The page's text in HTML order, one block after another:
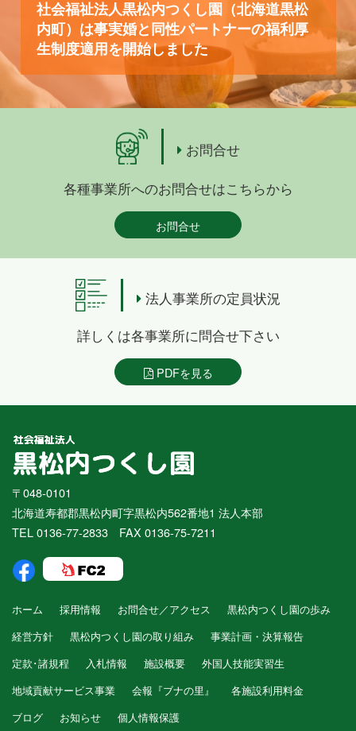
社会福祉法人黒松内つくし園（北海道黒松
内町）は事実婚と同性パートナーの福利厚
生制度適用を開始しました
お問合せ
各種事業所へのお問合せはこちらから
お問合せ
法人事業所の定員状況
詳しくは各事業所に問合せ下さい
PDFを見る
〒048-0101
北海道寿都郡黒松内町字黒松内562番地1 法人本部
TEL 0136-77-2833 FAX 0136-75-7211
ホーム 採用情報 お問合せ／アクセス
黒松内つくし園の歩み
経営方針
黒松内つくし園の取り組み
事業計画・決算報告
定款･諸規程
入札情報 施設概要
外国人技能実習生
地域貢献サービス事業
会報『ブナの里』
各施設利用料金
ブログ
お知らせ 個人情報保護